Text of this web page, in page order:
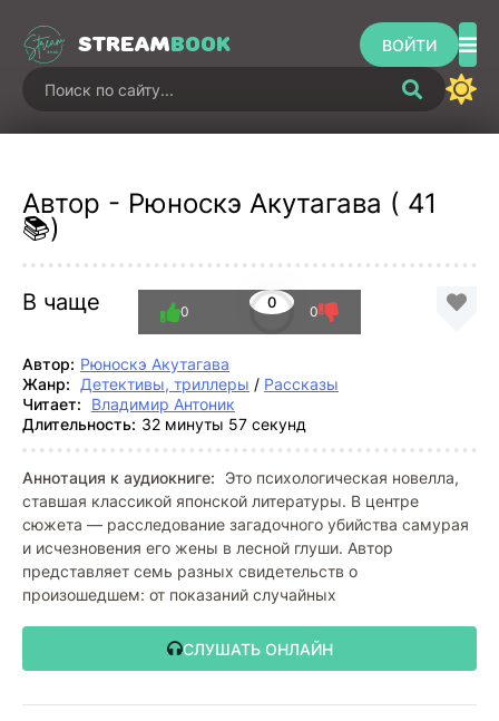
STREAMBOOK ВОЙТИ
Автор - Рюноскэ Акутагава ( 41
📚)
В чаще 0
0 0
Автор: Рюноскэ Акутагава
Жанр:
Детективы, триллеры / Рассказы
Читает:
Владимир Антоник
Длительность: 32 минуты 57 секунд
Аннотация к аудиокниге:
Это психологическая новелла,
ставшая классикой японской литературы. В центре
сюжета — расследование загадочного убийства самурая
и исчезновения его жены в лесной глуши. Автор
представляет семь разных свидетельств о
произошедшем: от показаний случайных
СЛУШАТЬ ОНЛАЙН